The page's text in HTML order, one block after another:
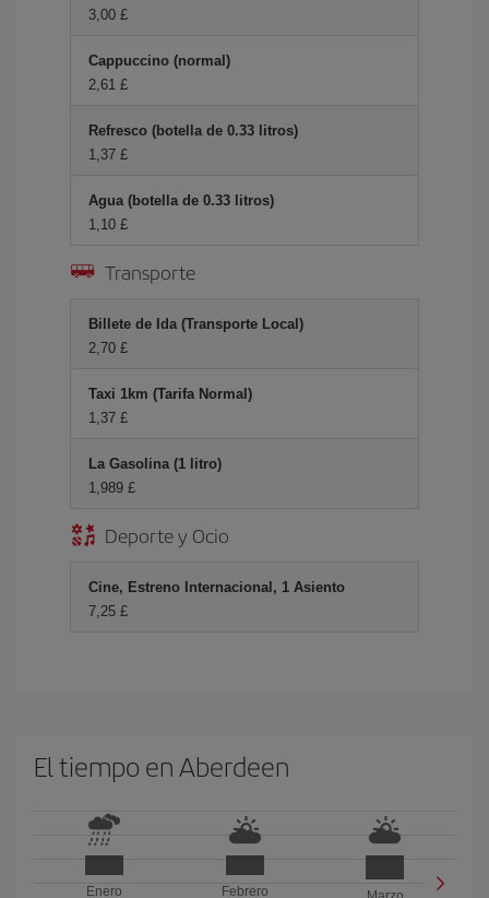
3,00 £
Cappuccino (normal)
2,61 £
Refresco (botella de 0.33 litros)
1,37 £
Agua (botella de 0.33 litros)
1,10 £
Transporte
Billete de Ida (Transporte Local)
2,70 £
Taxi 1km (Tarifa Normal)
1,37 £
La Gasolina (1 litro)
1,989 £
Deporte y Ocio
Cine, Estreno Internacional, 1 Asiento
7,25 £
El tiempo en Aberdeen
Enero
Febrero